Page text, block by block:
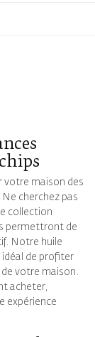
votre maison des
cherchez pas
collection
permettront de
Notre huile
idéal de profiter
votre maison.
acheter,
expérience